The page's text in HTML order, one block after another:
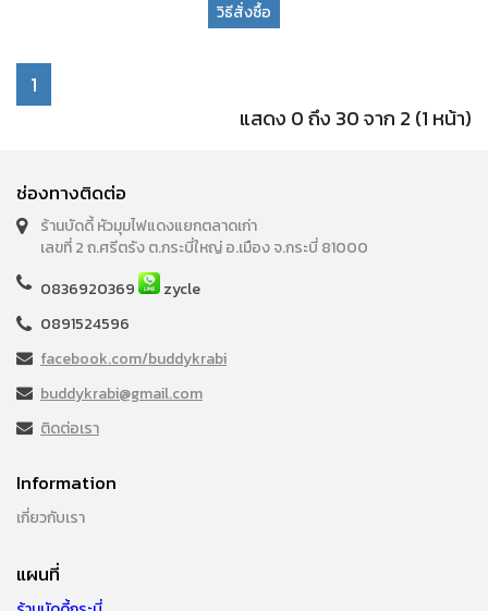
วิธีสั่งซื้อ
1
แสดง 0 ถึง 30 จาก 2 (1 หน้า)
ช่องทางติดต่อ
ร้านบัดดี้ หัวมุมไฟแดงแยกตลาดเก่า
เลขที่ 2 ถ.ศรีตรัง ต.กระบี่ใหญ่ อ.เมือง จ.กระบี่ 81000
0836920369
zycle
0891524596
facebook.com/buddykrabi
buddykrabi@gmail.com
ติดต่อเรา
Information
เกี่ยวกับเรา
แผนที่